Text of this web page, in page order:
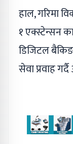
हाल, गरिमा
१ एक्स्टेन्सन
डिजिटल
सेवा प्रवाह